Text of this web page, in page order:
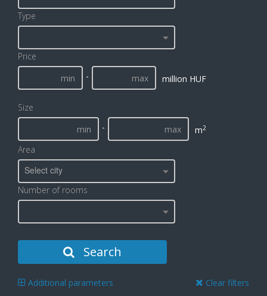
Type
Price
-
million HUF
Size
-
m2
Area
Select city
Number of rooms
Search
Additional parameters Clear filters